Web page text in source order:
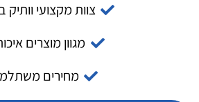
צוות מקצועי וותיק
מגוון מוצרים
מחירים